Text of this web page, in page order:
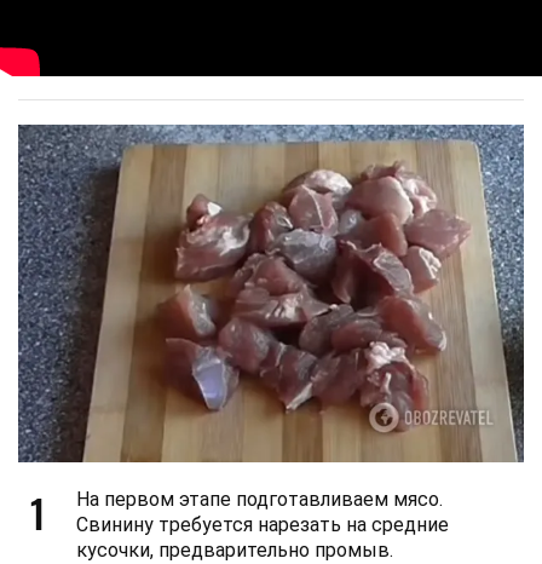
1
На первом этапе подготавливаем мясо.
Свинину требуется нарезать на средние
кусочки, предварительно промыв.